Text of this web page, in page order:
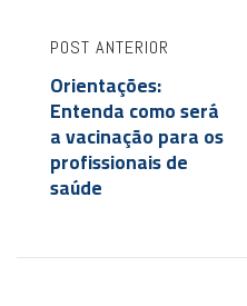
POST ANTERIOR
Orientações:
Entenda como será
a vacinação para os
profissionais de
saúde